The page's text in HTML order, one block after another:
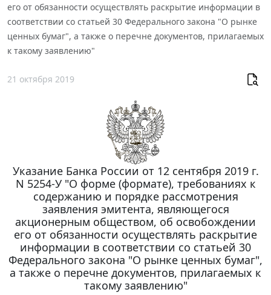
его от обязанности осуществлять раскрытие информации в
соответствии со статьей 30 Федерального закона "О рынке
ценных бумаг", а также о перечне документов, прилагаемых
к такому заявлению"
21 октября 2019
Указание Банка России от 12 сентября 2019 г.
N 5254-У "О форме (формате), требованиях к
содержанию и порядке рассмотрения
заявления эмитента, являющегося
акционерным обществом, об освобождении
его от обязанности осуществлять раскрытие
информации в соответствии со статьей 30
Федерального закона "О рынке ценных бумаг",
а также о перечне документов, прилагаемых к
такому заявлению"